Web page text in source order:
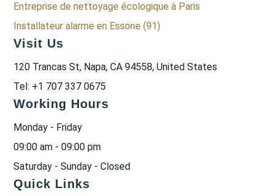
Entreprise de nettoyage écologique à Paris
Installateur alarme en Essone (91)
Visit Us
120 Trancas St, Napa, CA 94558, United States
Tel: +1 707 337 0675
Working Hours
Monday - Friday
09:00 am - 09:00 pm
Saturday - Sunday - Closed
Quick Links